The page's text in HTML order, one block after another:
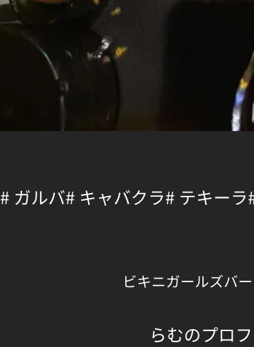
# ガルバ# キャバクラ# テキーラ
ビキニガールズバ
らむのプロ